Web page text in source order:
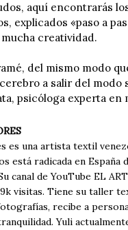
aquí encontrarás
explicados «paso a
creatividad.
del mismo modo
a salir del modo
psicóloga experta
es una artista textil
está radicada en
canal de YouTube EL
visitas. Tiene su taller
recibe a
Yuli